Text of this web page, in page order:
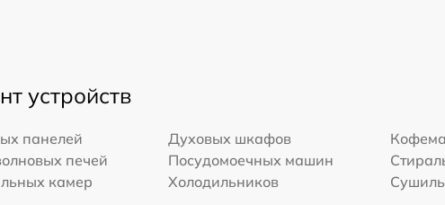
устройств
панелей Духовых шкафов
печей
Посудомоечных машин
камер
Холодильников